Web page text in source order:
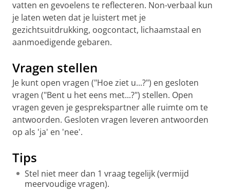
vatten en gevoelens te reflecteren. Non-verbaal kun
je laten weten dat je luistert met je
gezichtsuitdrukking, oogcontact, lichaamstaal en
aanmoedigende gebaren.
Vragen stellen
Je kunt open vragen ("Hoe ziet u...?") en gesloten
vragen ("Bent u het eens met...?") stellen. Open
vragen geven je gesprekspartner alle ruimte om te
antwoorden. Gesloten vragen leveren antwoorden
op als 'ja' en 'nee'.
Tips
Stel niet meer dan 1 vraag tegelijk (vermijd
meervoudige vragen).